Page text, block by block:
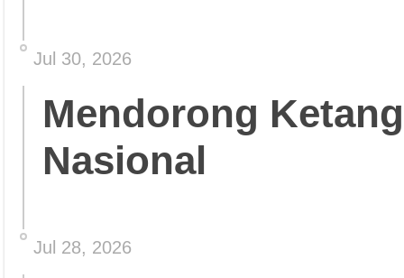
Jul 30, 2026
Mendorong
Nasional
Jul 28, 2026